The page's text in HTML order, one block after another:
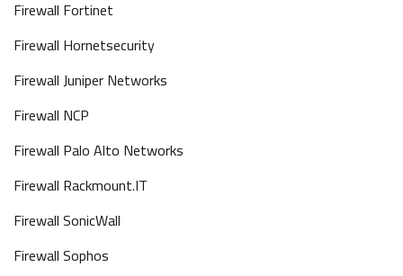
Firewall Fortinet
Firewall Hornetsecurity
Firewall Juniper Networks
Firewall NCP
Firewall Palo Alto Networks
Firewall Rackmount.IT
Firewall SonicWall
Firewall Sophos